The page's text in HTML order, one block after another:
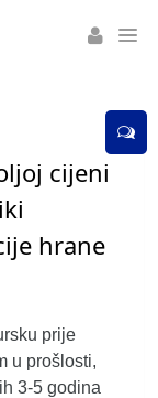
cijeni
hrane
prije
u prošlosti,
3-5 godina